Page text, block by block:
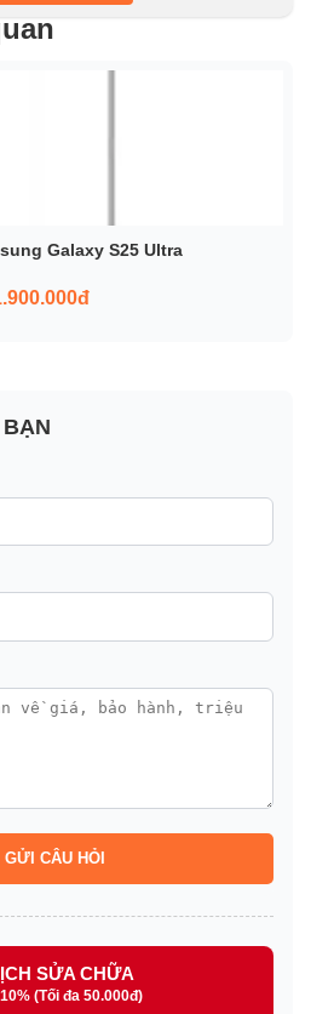
Galaxy S25 Ultra
GỬI CÂU HỎI
SỬA CHỮA
(Tối đa 50.000đ)